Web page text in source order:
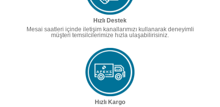
Hızlı Destek
Mesai saatleri içinde iletişim kanallarımızı kullanarak deneyimli
müşteri temsilcilerimize hızla ulaşabilirisiniz.
Hızlı Kargo